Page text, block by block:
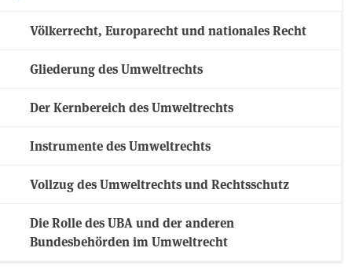
Völkerrecht, Europarecht und nationales Recht
Gliederung des Umweltrechts
Der Kernbereich des Umweltrechts
Instrumente des Umweltrechts
Vollzug des Umweltrechts und Rechtsschutz
Die Rolle des UBA und der anderen
Bundesbehörden im Umweltrecht